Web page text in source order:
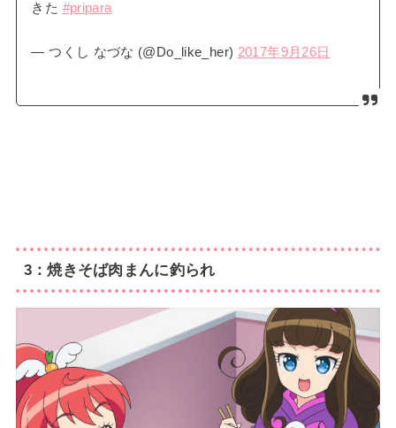
きた #pripara
— つくし なづな (@Do_like_her) 2017年9月26日
3：焼きそば肉まんに釣られ